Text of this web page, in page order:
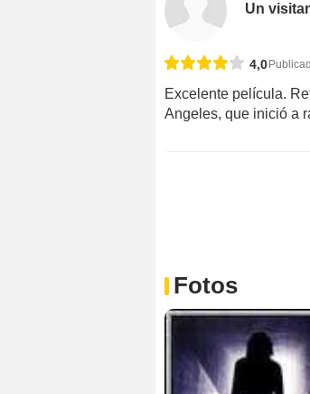
Un
4,0
Excelente película.
Angeles, que inició a
Fotos